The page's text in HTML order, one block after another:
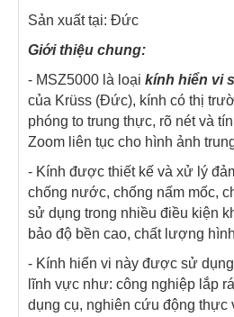
Sản xuất tại: Đức
Giới thiệu chung:
- MSZ5000 là loại kính hiển vi
của Krüss (Đức), kính có thị
phóng to trung thực, rõ nét và
Zoom liên tục cho hình ảnh
- Kính được thiết kế và xử lý
chống nước, chống nấm mốc,
sử dụng trong nhiều điều kiện
bảo độ bền cao, chất lượng
- Kính hiển vi này được sử
lĩnh vực như: công nghiệp lắp
dụng cụ, nghiên cứu động thực